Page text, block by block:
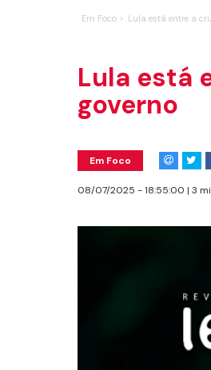
Em Foco > Lula está entre a
Lula está
governo
Em Foco
08/07/2025 - 18:55:00 | 3